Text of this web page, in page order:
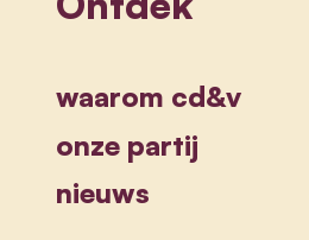
waarom cd&v
onze partij
nieuws